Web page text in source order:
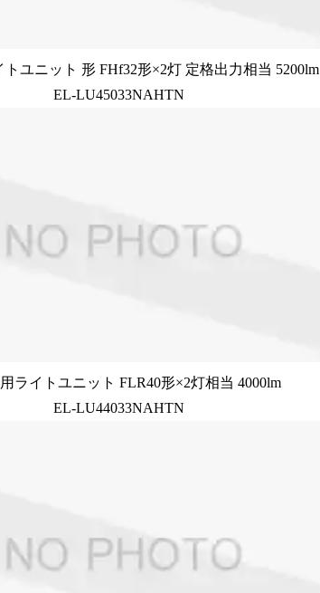
ユニット 形 FHf32形×2灯 定格出力相当 5200lm
EL-LU45033NAHTN
ライトユニット FLR40形×2灯相当 4000lm
EL-LU44033NAHTN